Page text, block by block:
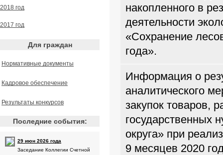
2018 год
2017 год
Для граждан
Нормативные документы
Кадровое обеспечение
Результаты конкурсов
Последние события:
29 июн 2026 года
Заседание Коллегии Счетной
накопленного в
деятельности
«Сохранение
года».
Информация о
аналитического
закупок товаров,
государственных
округа» при
9 месяцев 2020